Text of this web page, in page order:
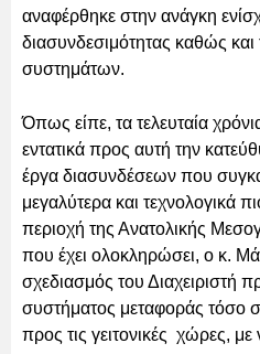
αναφέρθηκε στην ανάγκη
διασυνδεσιμότητας καθώς
συστημάτων.
Όπως είπε, τα τελευταία
εντατικά προς αυτή την
έργα διασυνδέσεων που
μεγαλύτερα και τεχνολογικά
περιοχή της Ανατολικής
που έχει ολοκληρώσει, ο κ.
σχεδιασμός του Διαχειριστή
συστήματος μεταφοράς τόσο
προς τις γειτονικές χώρες,